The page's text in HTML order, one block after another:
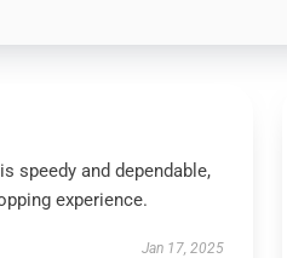
speedy and dependable,
experience.
Jan 17, 2025